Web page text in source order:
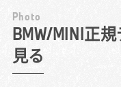
味が深まりまし
対応件数は日に
には10組近いお
居振る舞いをす
事中はもちろん
ニに立ち寄った
ド・イメージを
11年間、BMW
ャンを務め、3
MINIを求める女
Photo
BMW/MINI正
見る